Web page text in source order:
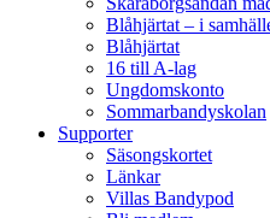
Blåhjärtat – i
Blåhjärtat
16 till A-lag
Ungdomskonto
Sommarbandyskolan
Supporter
Säsongskortet
Länkar
Villas Bandypod